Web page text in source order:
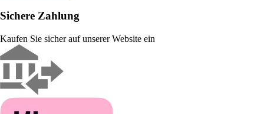
Sichere Zahlung
Kaufen Sie sicher auf unserer Website ein